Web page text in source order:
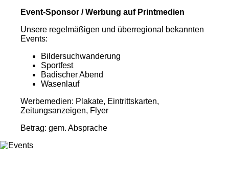
Event-Sponsor / Werbung auf Printmedien
Unsere regelmäßigen und überregional bekannten
Events:
Bildersuchwanderung
Sportfest
Badischer Abend
Wasenlauf
Werbemedien: Plakate, Eintrittskarten,
Zeitungsanzeigen, Flyer
Betrag: gem. Absprache